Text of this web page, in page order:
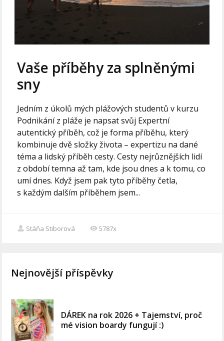
Vaše příběhy za splněnými
sny
Jedním z úkolů mých plážových studentů v kurzu
Podnikání z pláže je napsat svůj Expertní
autentický příběh, což je forma příběhu, který
kombinuje dvě složky života – expertizu na dané
téma a lidský příběh cesty. Cesty nejrůznějších lidí
z období temna až tam, kde jsou dnes a k tomu, co
umí dnes. Když jsem pak tyto příběhy četla,
s každým dalším příběhem jsem...
Stáňa Stiborová 5787x
Nejnovější příspěvky
DÁREK na rok 2026 + Tajemství, proč
mé vision boardy fungují :)